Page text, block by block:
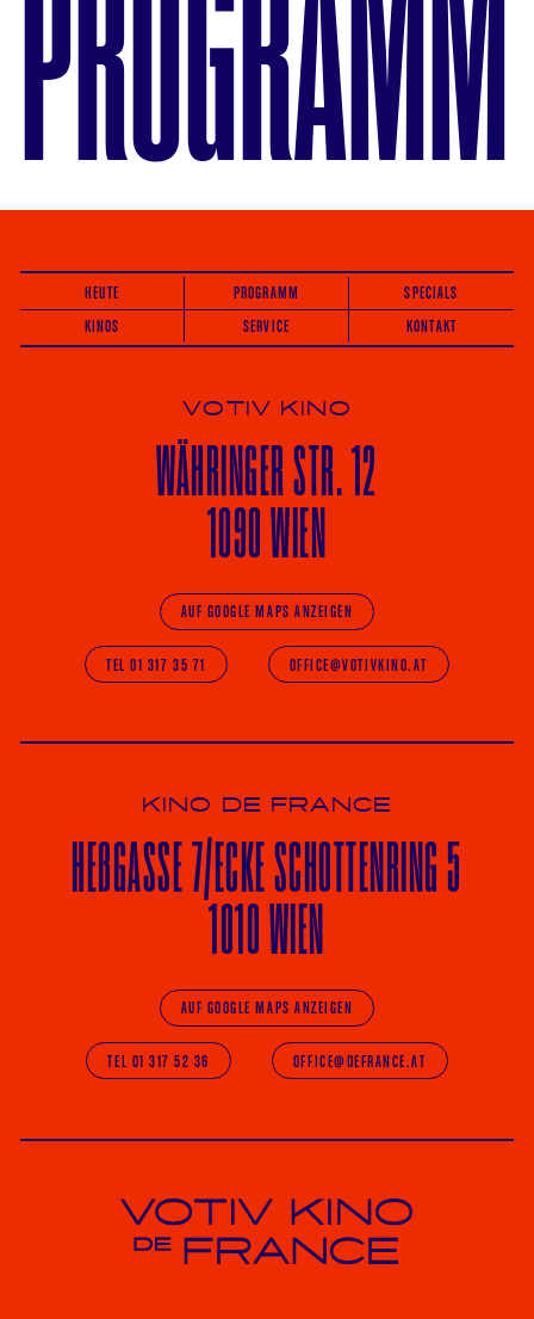
HEUTE PROGRAMM
SPECIALS
KINOS
SERVICE KONTAKT
VOTIV KINO
WÄHRINGERSTR. 12
1090 WIEN
AUF GOOGLE MAPS ANZEIGEN
TEL 01 317 35 71 OFFICE@VOTIVKINO.AT
KINO DE FRANCE
HEßGASSE 7/ECKESCHOTTENRING 5
1010 WIEN
AUF GOOGLE MAPS ANZEIGEN
TEL 01 317 52 36 OFFICE@DEFRANCE.AT
Votiv Kino und Kino De France in Wien